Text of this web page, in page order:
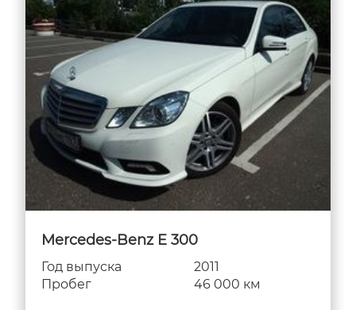
Mercedes-Benz E 300
Год выпуска
2011
Пробег
46 000 км